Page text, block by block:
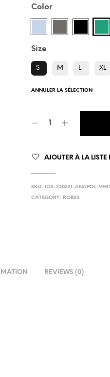
Color
Size
S M L XL
ANNULER LA SÉLECTION
AJOUTER À LA LISTE
SKU:JOS-230321-ANAPOL-
CATEGORY: ROBES
REVIEWS (0)